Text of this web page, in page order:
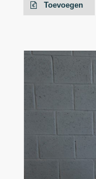
Toevoegen